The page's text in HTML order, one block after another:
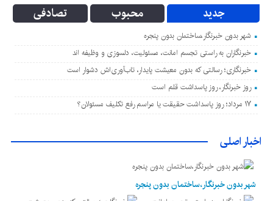
جدید محبوب تصادفی
شهر بدون خبرنگار،ساختمان بدون پنجره
خبرنگاران به راستی تجسم امانت، مسئولیت، دلسوزی و وظیفه اند
خبرنگاری؛ رسالتی که بدون معیشت پایدار، تاب‌آوری‌اش دشوار است
روز خبرنگار، روز پاسداشت قلم است
۱۷ مرداد؛ روز پاسداشت حقیقت یا مراسم رفع تکلیف مسئولان؟
اخبار اصلی
شهر بدون خبرنگار،ساختمان بدون پنجره